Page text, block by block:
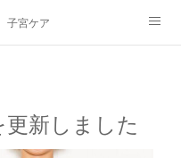
子宮ケア
新しました